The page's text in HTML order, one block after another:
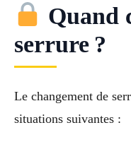
Quand
serrure ?
Le changement de
situations suivantes :